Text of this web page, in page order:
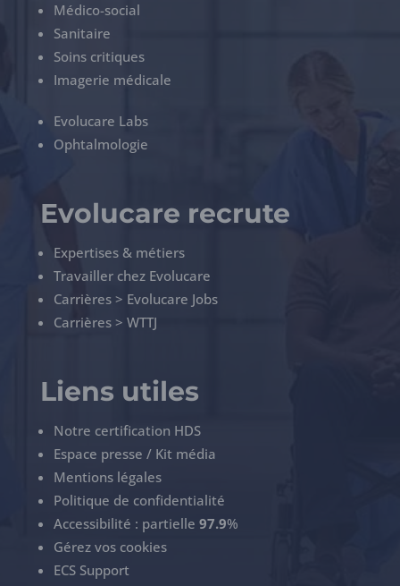
Médico-social
Sanitaire
Soins critiques
Imagerie médicale
Evolucare Labs
Ophtalmologie
Evolucare recrute
Expertises & métiers
Travailler chez Evolucare
Carrières > Evolucare Jobs
Carrières > WTTJ
Liens utiles
Notre certification HDS
Espace presse / Kit média
Mentions légales
Politique de confidentialité
Accessibilité : partielle 97.9%
Gérez vos cookies
ECS Support